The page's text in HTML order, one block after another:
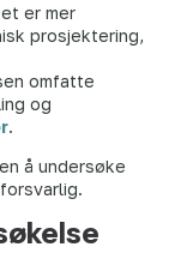
er mer
prosjektering,
omfatte
og
.
å undersøke